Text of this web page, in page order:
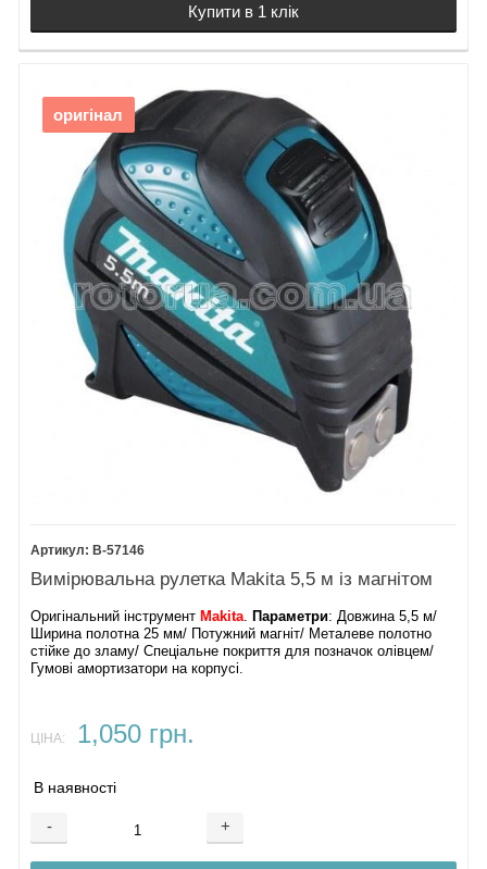
Купити в 1 клік
оригінал
B-57146
Вимірювальна рулетка Makita 5,5 м із магнітом
Оригінальний інструмент Makita. Параметри: Довжина 5,5 м/
Ширина полотна 25 мм/ Потужний магніт/ Металеве полотно
стійке до зламу/ Спеціальне покриття для позначок олівцем/
Гумові амортизатори на корпусі.
ЦІНА: 1,050 грн.
В наявності
- +